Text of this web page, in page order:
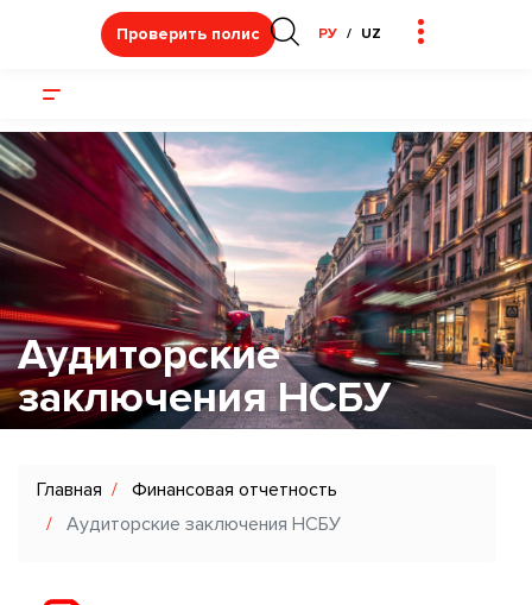
Проверить полис РУ UZ
Аудиторские
заключения НСБУ
Главная
Финансовая отчетность
Аудиторские заключения НСБУ